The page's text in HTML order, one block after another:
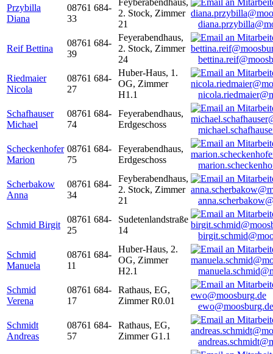
Przybilla
Diana
08761 684-
33
Feyberabendhaus,
2. Stock, Zimmer
21
Reif Bettina
08761 684-
39
Feyerabendhaus,
2. Stock, Zimmer
24
Riedmaier
Nicola
08761 684-
27
Huber-Haus, 1.
OG, Zimmer
H1.1
Schafhauser
Michael
08761 684-
74
Feyerabendhaus,
Erdgeschoss
Scheckenhofer
Marion
08761 684-
75
Feyerabendhaus,
Erdgeschoss
Scherbakow
Anna
08761 684-
34
Feyberabendhaus,
2. Stock, Zimmer
21
Schmid Birgit
08761 684-
25
Sudetenlandstraße
14
Schmid
Manuela
08761 684-
11
Huber-Haus, 2.
OG, Zimmer
H2.1
Schmid
Verena
08761 684-
17
Rathaus, EG,
Zimmer R0.01
ewo@moosburg.de
Schmidt
Andreas
08761 684-
57
Rathaus, EG,
Zimmer G1.1